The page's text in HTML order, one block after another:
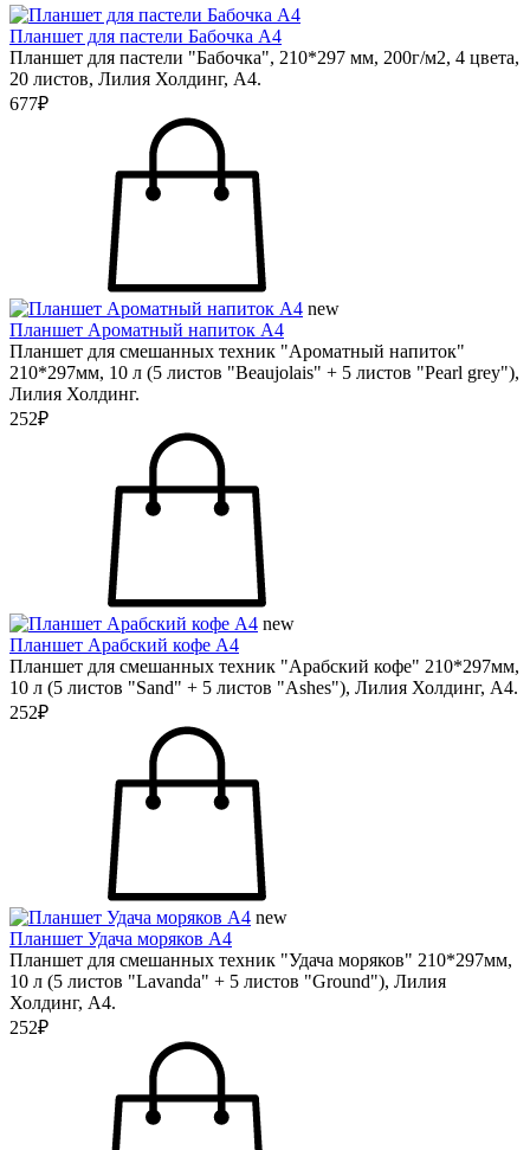
Планшет для пастели Бабочка А4
Планшет для пастели "Бабочка", 210*297 мм, 200г/м2, 4 цвета,
20 листов, Лилия Холдинг, А4.
677₽
new
Планшет Ароматный напиток А4
Планшет для смешанных техник "Ароматный напиток"
210*297мм, 10 л (5 листов "Beaujolais" + 5 листов "Pearl grey"),
Лилия Холдинг.
252₽
new
Планшет Арабский кофе А4
Планшет для смешанных техник "Арабский кофе" 210*297мм,
10 л (5 листов "Sand" + 5 листов "Ashes"), Лилия Холдинг, А4.
252₽
new
Планшет Удача моряков А4
Планшет для смешанных техник "Удача моряков" 210*297мм,
10 л (5 листов "Lavanda" + 5 листов "Ground"), Лилия
Холдинг, А4.
252₽